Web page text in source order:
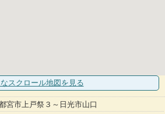
スクロール地図 を見る
宮市上戸祭３～日光市山口